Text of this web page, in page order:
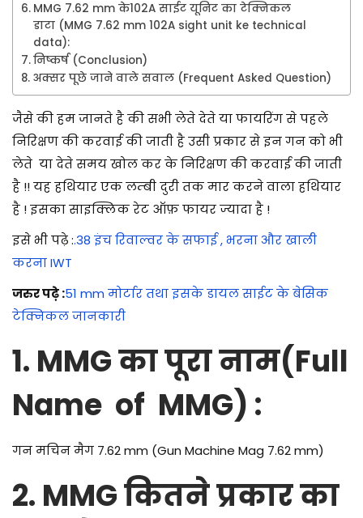
MMG 7.62 mm के102A साईट यूनिट का टेक्निकल
डाटा (MMG 7.62 mm 102A sight unit ke technical
data):
निष्कर्ष (Conclusion)
अक्सर पूछे जाने वाले सवाल (Frequent Asked Question)
जैसे की हम जानते है की सभी लेते देते या फायरिंग से पहले
निरिक्षण की करवाई की जाती है उसी प्रकार से इन गन को भी
लेते या देते समय खोल कर के निरिक्षण की करवाई की जाती
है !! यह हथियार एक लम्बी दुरी तक मार करने वाला हथियार
है ! इसका साइक्लिक रेट ऑफ़ फायर ज्यादा है !
इसे भी पढ़े :.38 इंच रिवाल्वर के सफाई , भरना और खाली
करना IWT
जरुर पढ़े :51 mm मोर्टार तथा इसके डायल साईट के बेसिक
टेक्निकल जानकारी
1. MMG का पूरा नाम(Full
Name of MMG) :
गन मचिन मैग 7.62 mm (Gun Machine Mag 7.62 mm)
2. MMG कितने प्रकार का